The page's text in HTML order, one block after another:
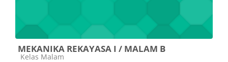
MEKANIKA REKAYASA I / MALAM B
Kategori kursus
Kelas Malam